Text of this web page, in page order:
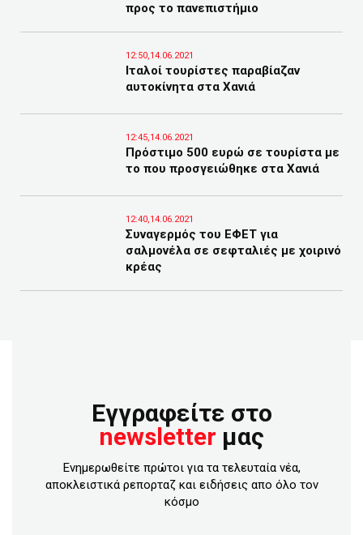
προς το πανεπιστήμιο
12:50,14.06.2021
Ιταλοί τουρίστες παραβίαζαν
αυτοκίνητα στα Χανιά
12:45,14.06.2021
Πρόστιμο 500 ευρώ σε τουρίστα με
το που προσγειώθηκε στα Χανιά
12:40,14.06.2021
Συναγερμός του ΕΦΕΤ για
σαλμονέλα σε σεφταλιές με χοιρινό
κρέας
Εγγραφείτε στο
newsletter μας
Ενημερωθείτε πρώτοι για τα τελευταία νέα,
αποκλειστικά ρεπορταζ και ειδήσεις απο όλο τον
κόσμο